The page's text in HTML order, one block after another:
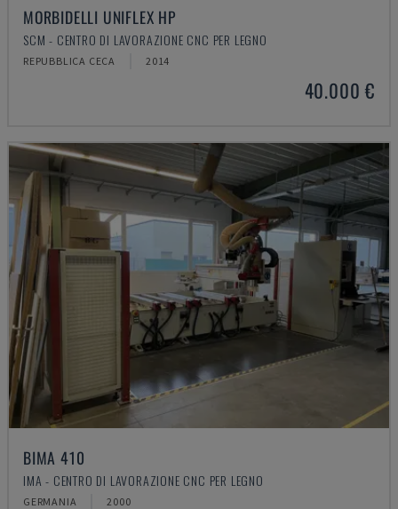
MORBIDELLI UNIFLEX HP
SCM - CENTRO DI LAVORAZIONE CNC PER LEGNO
REPUBBLICA CECA 2014
40.000 €
BIMA 410
IMA - CENTRO DI LAVORAZIONE CNC PER LEGNO
GERMANIA 2000